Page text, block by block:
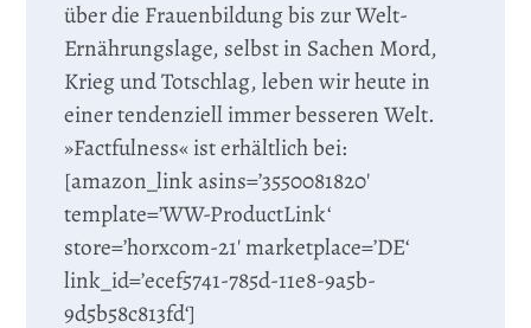
über die Frauenbildung bis zur Welt-
Ernährungslage, selbst in Sachen Mord,
Krieg und Totschlag, leben wir heute in
einer tendenziell immer besseren Welt.
»Factfulness« ist erhältlich bei:
[amazon_link asins=’3550081820′
template=’WW-ProductLink‘
store=’horxcom-21′ marketplace=’DE‘
link_id=’ecef5741-785d-11e8-9a5b-
9d5b58c813fd‘]